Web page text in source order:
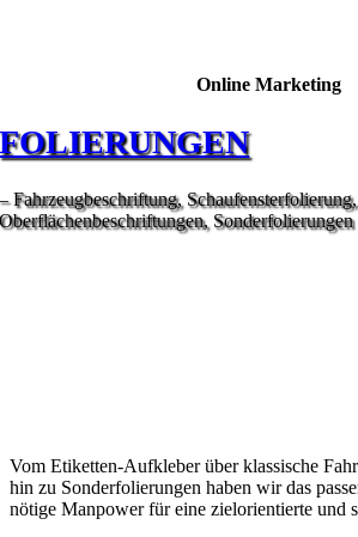
Online Marketing
FOLIERUNGEN
– Fahrzeugbeschriftung, Schaufensterfolierung,
Oberflächenbeschriftungen, Sonderfolierungen
Vom Etiketten-Aufkleber über klassische
hin zu Sonderfolierungen haben wir das
nötige Manpower für eine zielorientierte und